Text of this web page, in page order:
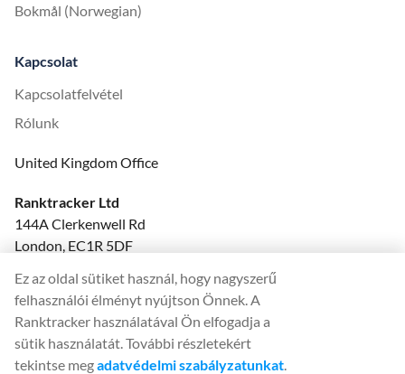
Bokmål (Norwegian)
Kapcsolat
Kapcsolatfelvétel
Rólunk
United Kingdom Office
Ranktracker Ltd
144A Clerkenwell Rd
London, EC1R 5DF
felix@ranktracker.com
2015 -2026© Ranktracker. All Rights Reserved.
Ez az oldal sütiket használ, hogy nagyszerű
felhasználói élményt nyújtson Önnek. A
Ranktracker használatával Ön elfogadja a
sütik használatát. További részletekért
tekintse megadatvédelmi szabályzatunkat.